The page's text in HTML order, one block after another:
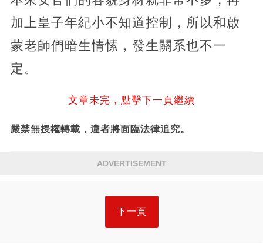
加上皇子年紀小不知道控制，所以和啟
蒙老師們暗生情愫，發生關系也不一
定。
文章未完，點擊下一頁繼續
嚴禁無授權轉載，違者將面臨法律追究。
ADVERTISEMENT
下一頁